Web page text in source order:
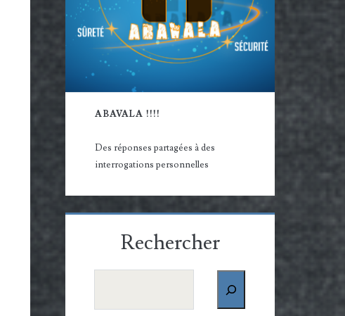
ABAVALA !!!!
Des réponses partagées à des
interrogations personnelles
Rechercher